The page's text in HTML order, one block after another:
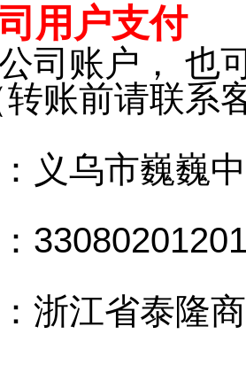
用户支付
司账户， 也
账前请联系
义乌市巍巍
浙江省泰隆